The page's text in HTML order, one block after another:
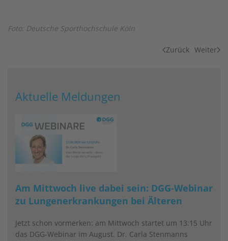
Foto: Deutsche Sporthochschule Köln
Zurück Weiter
Aktuelle Meldungen
Am Mittwoch live dabei sein: DGG-Webinar
zu Lungenerkrankungen bei Älteren
Jetzt schon vormerken: am Mittwoch startet um 13:15 Uhr
das DGG-Webinar im August. Dr. Carla Stenmanns